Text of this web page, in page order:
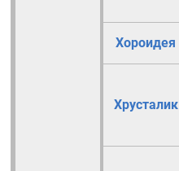
Хороидея
Хрусталик